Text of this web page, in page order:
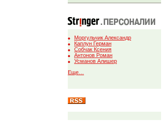
Моргульчик Александр
Каплун Герман
Собчак Ксения
Антонов Роман
Усманов Алишер
Еще…